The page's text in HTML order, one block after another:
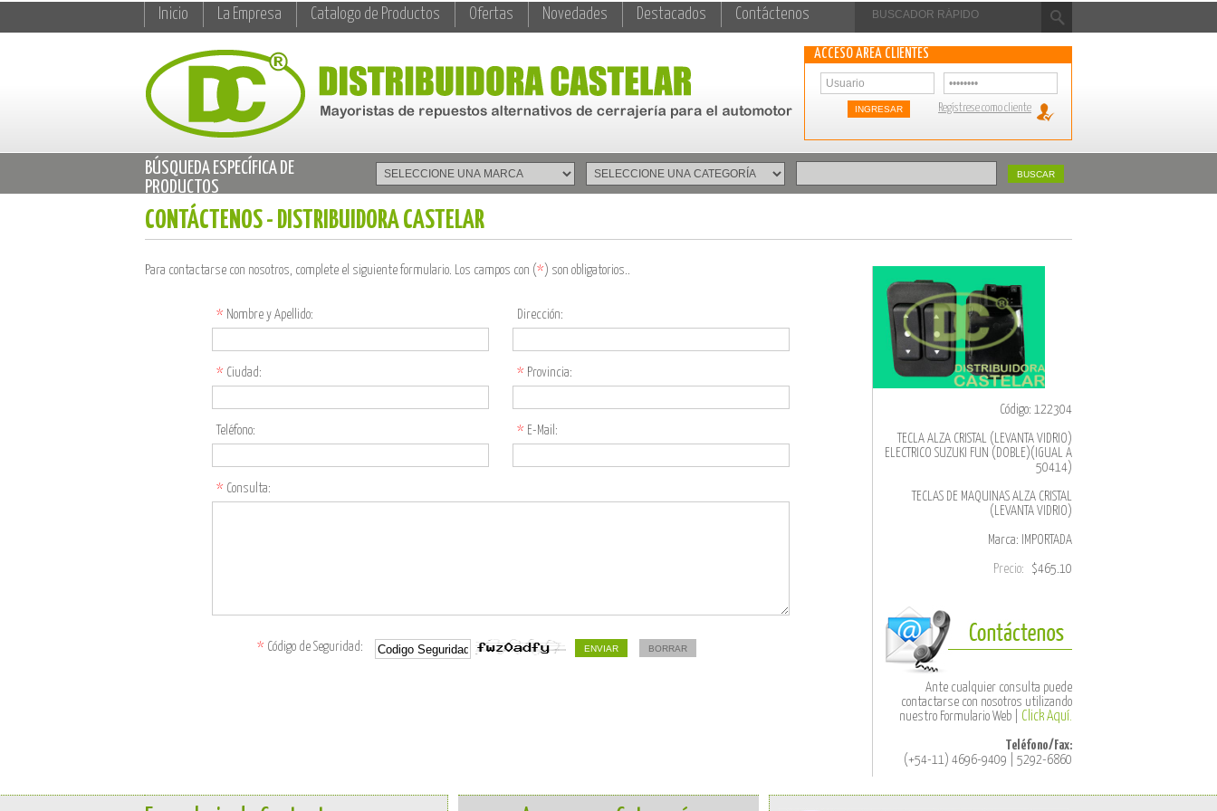
Inicio La Empresa Catalogo de Productos Ofertas Novedades Destacados Contáctenos
ACCESO ÁREA CLIENTES
Regístrese como cliente
BÚSQUEDA ESPECÍFICA DE
PRODUCTOS
CONTÁCTENOS - DISTRIBUIDORA CASTELAR
Para contactarse con nosotros, complete el siguiente formulario. Los campos con (* ) son obligatorios..
* Nombre y Apellido:
* Ciudad:
Teléfono:
Dirección:
* Provincia:
* E-Mail:
* Consulta:
* Código de Seguridad:
Código: 122304
TECLA ALZA CRISTAL (LEVANTA VIDRIO)
ELECTRICO SUZUKI FUN (DOBLE)(IGUAL A
50414)
TECLAS DE MAQUINAS ALZA CRISTAL
(LEVANTA VIDRIO)
Marca: IMPORTADA
Precio: $465.10
Ante cualquier consulta puede
contactarse con nosotros utilizando
nuestro Formulario Web | Click Aquí.
Teléfono/Fax:
(+54-11) 4696-9409 | 5292-6860